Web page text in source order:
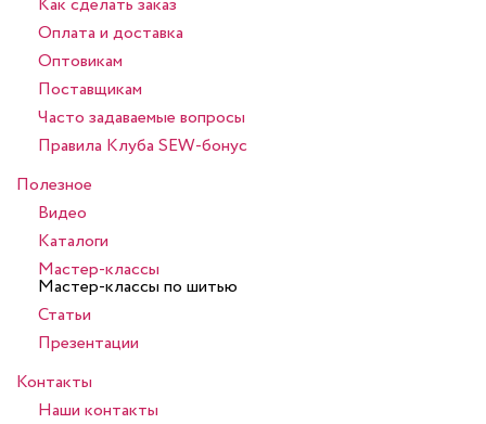
Оплата и доставка
Оптовикам
Поставщикам
Часто задаваемые вопросы
Правила Клуба SEW-бонус
Полезное
Видео
Каталоги
Мастер-классы
Мастер-классы по шитью
Статьи
Презентации
Контакты
Наши контакты